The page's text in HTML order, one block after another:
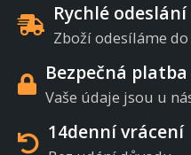
Rychlé odeslání
Zboží odesíláme
Bezpečná platba
Vaše údaje jsou u
14denní vrácení